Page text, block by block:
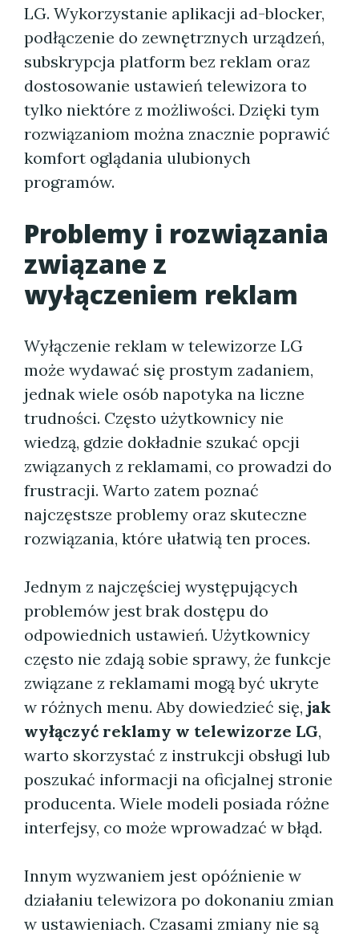
LG. Wykorzystanie aplikacji ad-blocker,
podłączenie do zewnętrznych urządzeń,
subskrypcja platform bez reklam oraz
dostosowanie ustawień telewizora to
tylko niektóre z możliwości. Dzięki tym
rozwiązaniom można znacznie poprawić
komfort oglądania ulubionych
programów.
Problemy i rozwiązania
związane z
wyłączeniem reklam
Wyłączenie reklam w telewizorze LG
może wydawać się prostym zadaniem,
jednak wiele osób napotyka na liczne
trudności. Często użytkownicy nie
wiedzą, gdzie dokładnie szukać opcji
związanych z reklamami, co prowadzi do
frustracji. Warto zatem poznać
najczęstsze problemy oraz skuteczne
rozwiązania, które ułatwią ten proces.
Jednym z najczęściej występujących
problemów jest brak dostępu do
odpowiednich ustawień. Użytkownicy
często nie zdają sobie sprawy, że funkcje
związane z reklamami mogą być ukryte
w różnych menu. Aby dowiedzieć się, jak
wyłączyć reklamy w telewizorze LG,
warto skorzystać z instrukcji obsługi lub
poszukać informacji na oficjalnej stronie
producenta. Wiele modeli posiada różne
interfejsy, co może wprowadzać w błąd.
Innym wyzwaniem jest opóźnienie w
działaniu telewizora po dokonaniu zmian
w ustawieniach. Czasami zmiany nie są